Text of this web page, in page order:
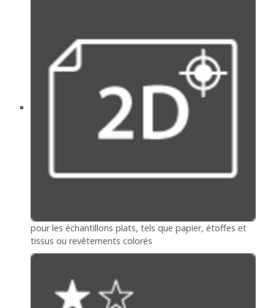
pour les échantillons plats, tels que papier, étoffes et
tissus ou revêtements colorés